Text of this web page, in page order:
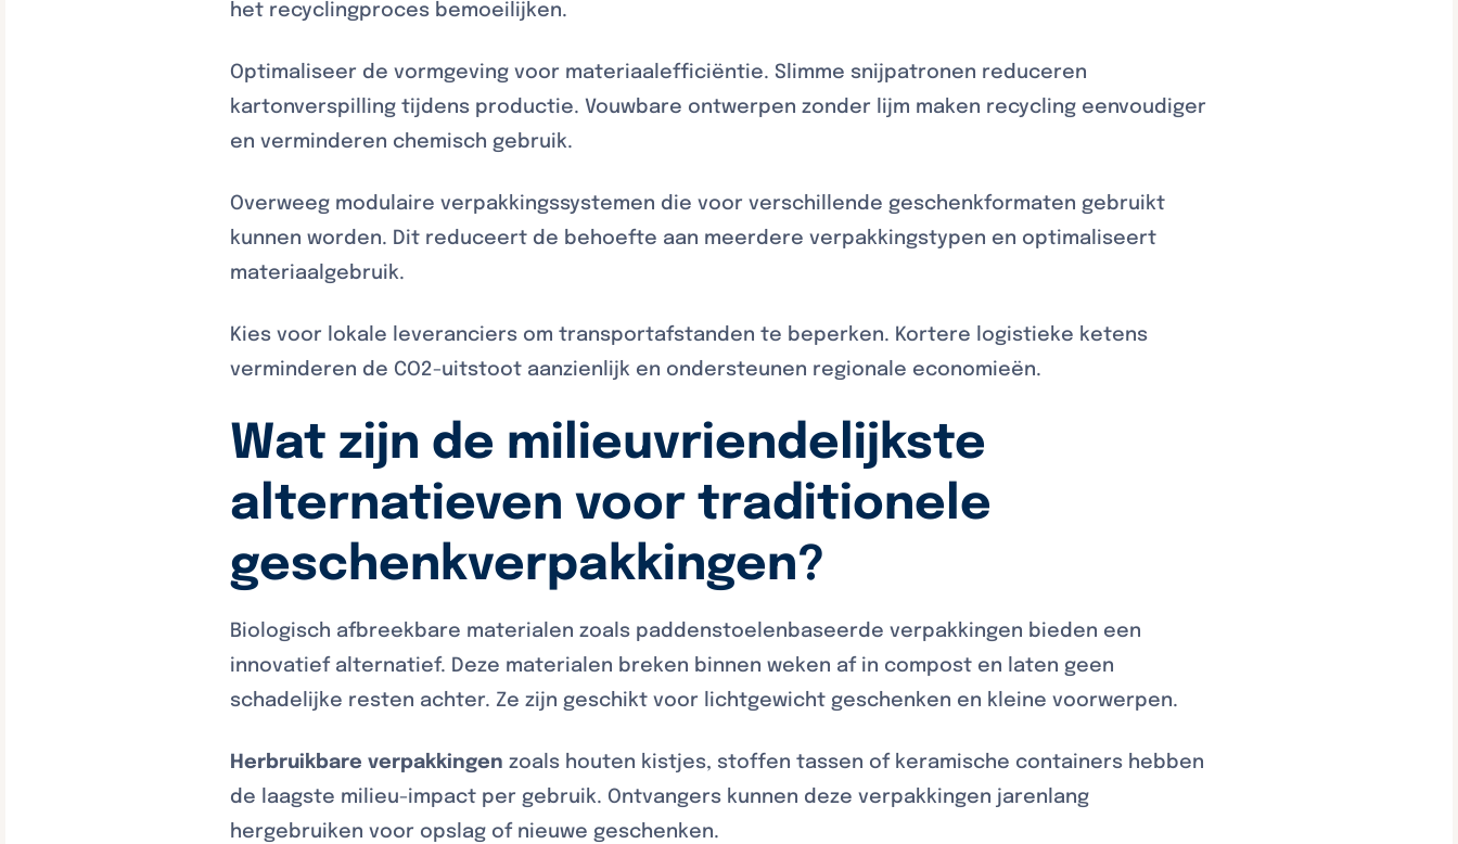
het recyclingproces bemoeilijken.
Optimaliseer de vormgeving voor materiaalefficiëntie. Slimme snijpatronen reduceren
kartonverspilling tijdens productie. Vouwbare ontwerpen zonder lijm maken recycling eenvoudiger
en verminderen chemisch gebruik.
Overweeg modulaire verpakkingssystemen die voor verschillende geschenkformaten gebruikt
kunnen worden. Dit reduceert de behoefte aan meerdere verpakkingstypen en optimaliseert
materiaalgebruik.
Kies voor lokale leveranciers om transportafstanden te beperken. Kortere logistieke ketens
verminderen de CO2-uitstoot aanzienlijk en ondersteunen regionale economieën.
Wat zijn de milieuvriendelijkste
alternatieven voor traditionele
geschenkverpakkingen?
Biologisch afbreekbare materialen zoals paddenstoelenbaseerde verpakkingen bieden een
innovatief alternatief. Deze materialen breken binnen weken af in compost en laten geen
schadelijke resten achter. Ze zijn geschikt voor lichtgewicht geschenken en kleine voorwerpen.
Herbruikbare verpakkingen zoals houten kistjes, stoffen tassen of keramische containers hebben
de laagste milieu-impact per gebruik. Ontvangers kunnen deze verpakkingen jarenlang
hergebruiken voor opslag of nieuwe geschenken.